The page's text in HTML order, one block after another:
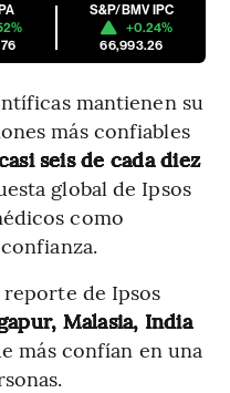
S&P/BMV IPC
+0.24%
66,993.26
mantienen su
más confiables
seis de cada diez
global de Ipsos
como
de Ipsos
Malasia, India
más confían en una